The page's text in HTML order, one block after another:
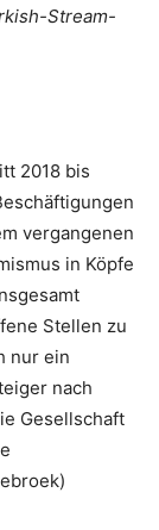
Stream-
2018 bis
vergangenen
in Köpfe
Stellen zu
nur ein
nach
Gesellschaft